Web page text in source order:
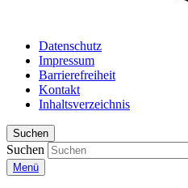
Datenschutz
Impressum
Barrierefreiheit
Kontakt
Inhaltsverzeichnis
Suchen
Suchen
Menü